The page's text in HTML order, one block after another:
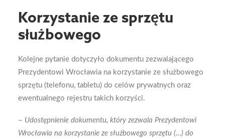
Korzystanie ze sprzętu
służbowego
Kolejne pytanie dotyczyło dokumentu zezwalającego
Prezydentowi Wrocławia na korzystanie ze służbowego
sprzętu (telefonu, tabletu) do celów prywatnych oraz
ewentualnego rejestru takich korzyści.
– Udostępnienie dokumentu, który zezwala Prezydentowi
Wrocławia na korzystanie ze służbowego sprzętu (…) do